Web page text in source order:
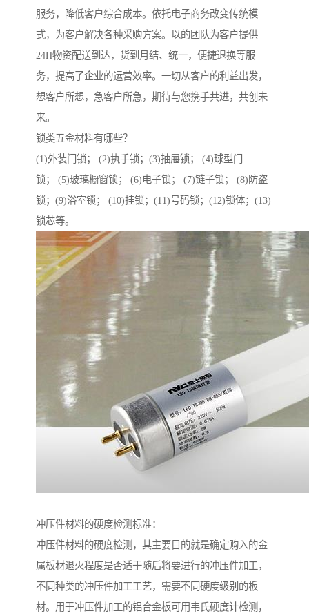
服务，降低客户综合成本。依托电子商务改变传统模
式，为客户解决各种采购方案。以的团队为客户提供
24H物资配送到达，货到月结、统一，便捷退换等服
务，提高了企业的运营效率。一切从客户的利益出发，
想客户所想，急客户所急，期待与您携手共进，共创未
来。
锁类五金材料有哪些？
(1)外装门锁； (2)执手锁；(3)抽屉锁； (4)球型门
锁； (5)玻璃橱窗锁； (6)电子锁； (7)链子锁； (8)防盗
锁；(9)浴室锁； (10)挂锁；(11)号码锁；(12)锁体；(13)
锁芯等。
冲压件材料的硬度检测标准：
冲压件材料的硬度检测，其主要目的就是确定购入的金
属板材退火程度是否适于随后将要进行的冲压件加工，
不同种类的冲压件加工工艺，需要不同硬度级别的板
材。用于冲压件加工的铝合金板可用韦氏硬度计检测，